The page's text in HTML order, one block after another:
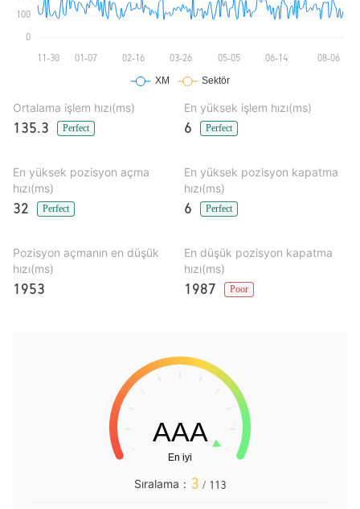
Ortalama işlem hızı(ms)
135.3 Perfect
En yüksek işlem hızı(ms)
6 Perfect
En yüksek pozisyon açma
hızı(ms)
32 Perfect
En yüksek pozisyon kapatma
hızı(ms)
6 Perfect
Pozisyon açmanın en düşük
hızı(ms)
1953
En düşük pozisyon kapatma
hızı(ms)
1987 Poor
Sıralama： 3 / 113